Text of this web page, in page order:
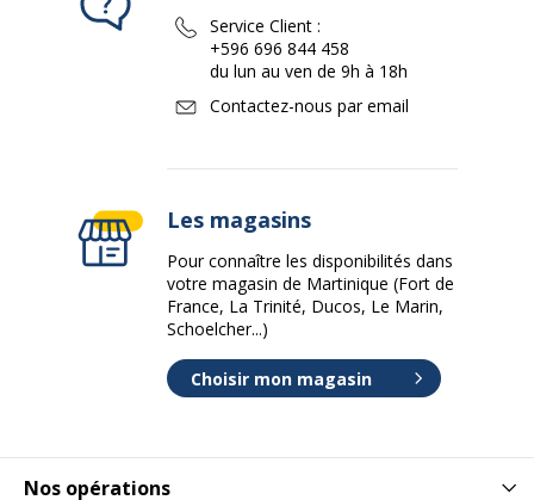
Nos opérations
Service Client :
+596 696 844 458
du lun au ven de 9h à 18h
Contactez-nous par email
Les magasins
Pour connaître les disponibilités dans
votre magasin de Martinique (Fort de
France, La Trinité, Ducos, Le Marin,
Schoelcher...)
Choisir mon magasin